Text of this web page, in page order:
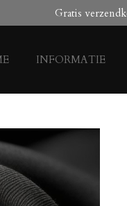
Gratis
INFORMATIE